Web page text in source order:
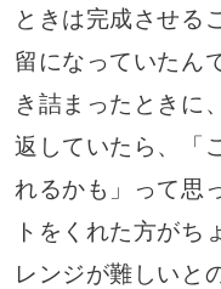
ときは完成させる
留になっていたん
き詰まったときに
返していたら、「
れるかも」って思
トをくれた方がち
レンジが難しいと